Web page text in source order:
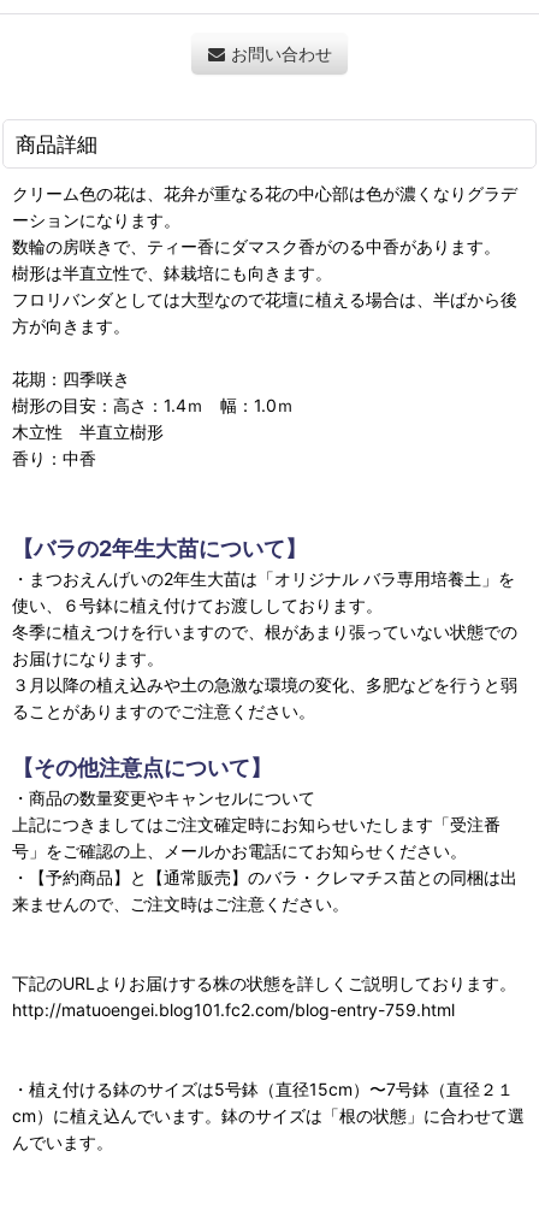
お問い合わせ
商品詳細
クリーム色の花は、花弁が重なる花の中心部は色が濃くなりグラデ
ーションになります。
数輪の房咲きで、ティー香にダマスク香がのる中香があります。
樹形は半直立性で、鉢栽培にも向きます。
フロリバンダとしては大型なので花壇に植える場合は、半ばから後
方が向きます。
花期：四季咲き
樹形の目安：高さ：1.4ｍ 幅：1.0ｍ
木立性 半直立樹形
香り：中香
【バラの2年生大苗について】
・まつおえんげいの2年生大苗は「オリジナル バラ専用培養土」を
使い、６号鉢に植え付けてお渡ししております。
冬季に植えつけを行いますので、根があまり張っていない状態での
お届けになります。
３月以降の植え込みや土の急激な環境の変化、多肥などを行うと弱
ることがありますのでご注意ください。
【その他注意点について】
・商品の数量変更やキャンセルについて
上記につきましてはご注文確定時にお知らせいたします「受注番
号」をご確認の上、メールかお電話にてお知らせください。
・【予約商品】と【通常販売】のバラ・クレマチス苗との同梱は出
来ませんので、ご注文時はご注意ください。
下記のURLよりお届けする株の状態を詳しくご説明しております。
http://matuoengei.blog101.fc2.com/blog-entry-759.html
・植え付ける鉢のサイズは5号鉢（直径15cm）〜7号鉢（直径２１
cm）に植え込んでいます。鉢のサイズは「根の状態」に合わせて選
んでいます。